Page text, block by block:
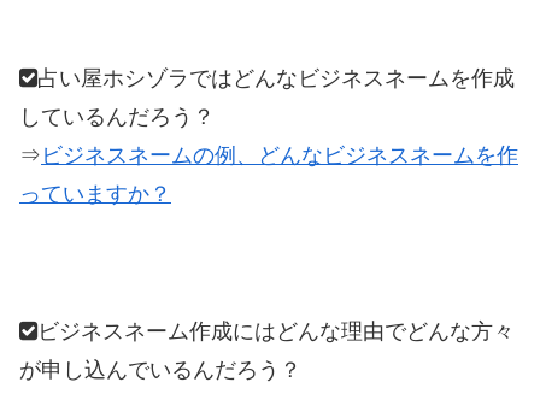
占い屋ホシゾラではどんなビジネスネームを作成
しているんだろう？
⇒ ビジネスネームの例、どんなビジネスネームを作
っていますか？
ビジネスネーム作成にはどんな理由でどんな方々
が申し込んでいるんだろう？